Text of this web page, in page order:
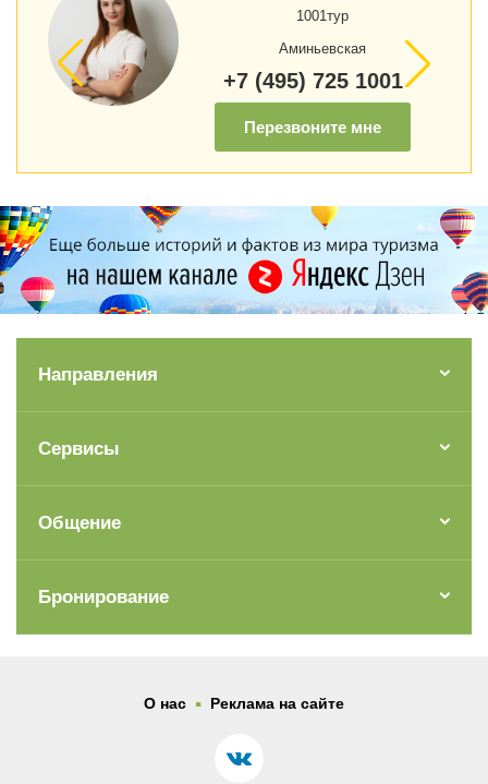
1001тур
Аминьевская
+7 (495) 725 1001
Перезвоните мне
Направления
Сервисы
Общение
Бронирование
О нас . Реклама на сайте